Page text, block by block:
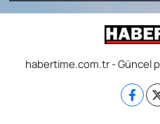
habertime.com.tr - Güncel